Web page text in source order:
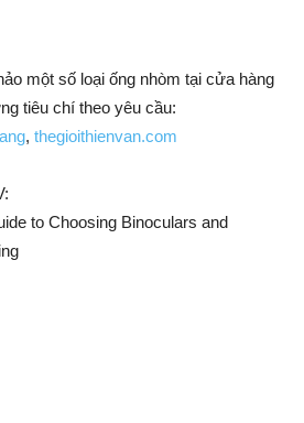
một số loại ống nhòm tại cửa hàng
tiêu chí theo yêu cầu:
, thegioithienvan.com
to Choosing Binoculars and